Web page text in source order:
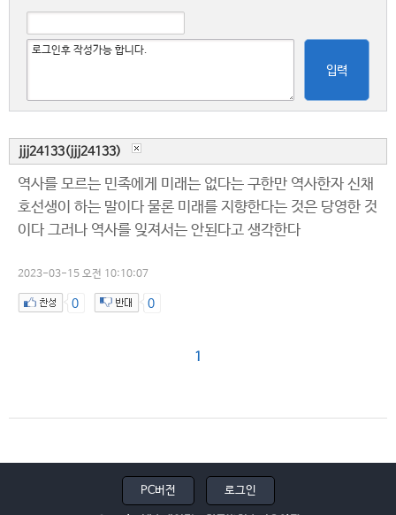
입력
jjj24133(jjj24133)
역사를 모르는 민족에게 미래는 없다는 구한만 역사한자 신채
호선생이 하는 말이다 물론 미래를 지향한다는 것은 당영한 것
이다 그러나 역사를 잊져서는 안된다고 생각한다
2023-03-15 오전 10:10:07
0 0
1
PC버전 로그인